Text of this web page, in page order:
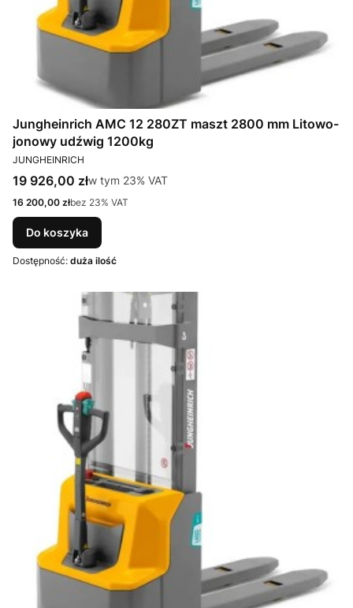
Jungheinrich AMC 12 280ZT maszt 2800 mm Litowo-
jonowy udźwig 1200kg
PRODUCENT
JUNGHEINRICH
Cena brutto
19 926,00 złw tym %s VAT
w tym 23% VAT
Cena netto
16 200,00 złbez 23% VAT
Do koszyka
Dostępność: duża ilość